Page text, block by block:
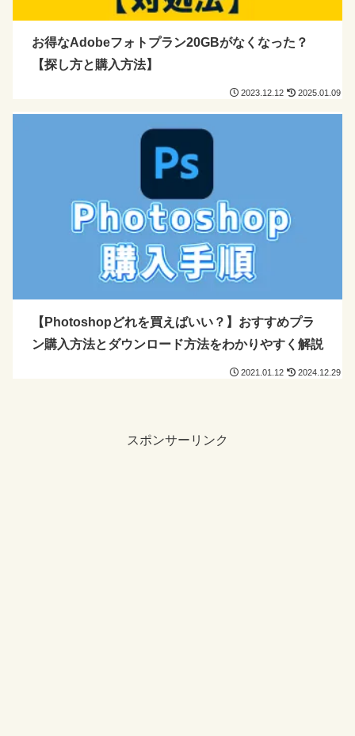
お得なAdobeフォトプラン20GBがなくなった？
【探し方と購入方法】
2023.12.12 2025.01.09
【Photoshopどれを買えばいい？】おすすめプラ
ン購入方法とダウンロード方法をわかりやすく解説
2021.01.12 2024.12.29
スポンサーリンク